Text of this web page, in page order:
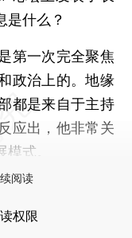
是什么？
第一次完全聚焦
政治上的。地缘
都是来自于主持
应出，他非常关
式。
阅读
权限